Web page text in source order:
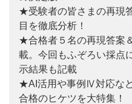
★受験者の皆さまの再現
目を徹底分析！
★合格者５名の再現答案
載。今回もふぞろい採点
示結果も記載
★AI活用や事例Ⅳ対応など
合格のヒケツを大特集！